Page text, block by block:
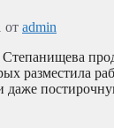
от admin
Степанищева
разместила
даже